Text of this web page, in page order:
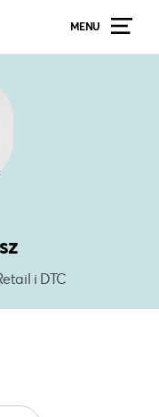
MENU
i DTC